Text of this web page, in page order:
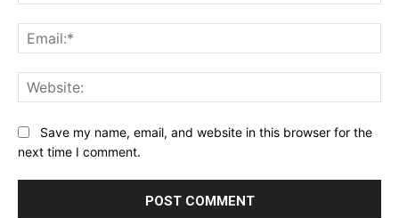
Save my name, email, and website in this browser for the
next time I comment.